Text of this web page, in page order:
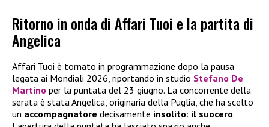
Ritorno in onda di Affari Tuoi e la partita di
Angelica
Affari Tuoi è tornato in programmazione dopo la pausa
legata ai Mondiali 2026, riportando in studio Stefano De
Martino per la puntata del 23 giugno. La concorrente della
serata è stata Angelica, originaria della Puglia, che ha scelto
un accompagnatore decisamente insolito: il suocero.